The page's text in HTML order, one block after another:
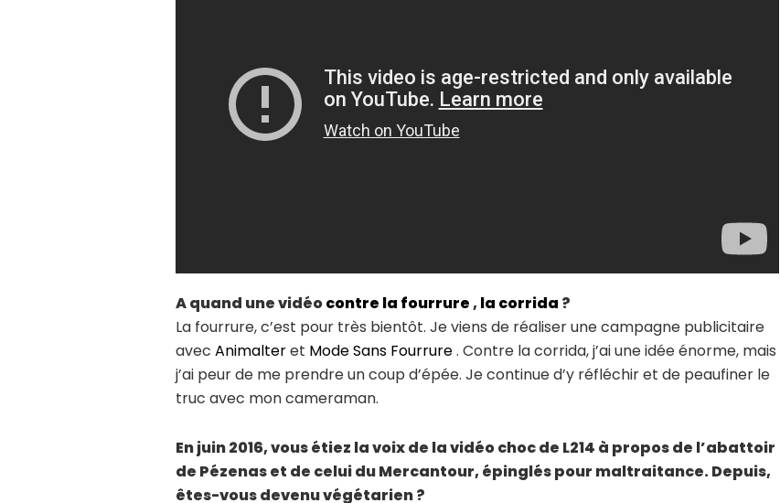
A quand une vidéocontre la fourrure, la corrida ?
La fourrure, c’est pour très bientôt. Je viens de réaliser une campagne publicitaire
avec Animalteret Mode Sans Fourrure. Contre la corrida, j’ai une idée énorme, mais
j’ai peur de me prendre un coup d’épée. Je continue d’y réfléchir et de peaufiner le
truc avec mon cameraman.
En juin 2016, vous étiez la voix de la vidéo choc de L214 à propos de l’abattoir
de Pézenas et de celui du Mercantour, épinglés pour maltraitance. Depuis,
êtes-vous devenu végétarien ?